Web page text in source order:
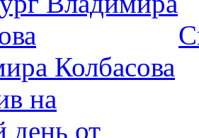
Колбасова